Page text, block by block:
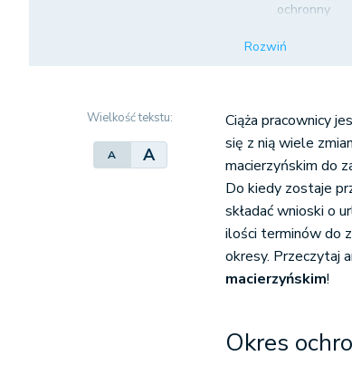
ochronny
Wymiar
Terminy
Wymiar
Wniosek o
Rozwiń
Wielkość tekstu:
A A
Ciąża pracownicy
się z nią wiele
macierzyńskim do
Do kiedy zostaje
składać wnioski o
ilości terminów do
okresy. Przeczytaj
macierzyńskim!
Okres